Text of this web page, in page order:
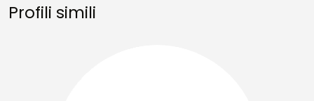
Profili simili